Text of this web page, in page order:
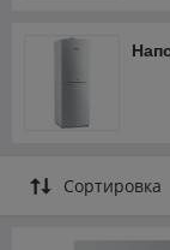
Сортировка